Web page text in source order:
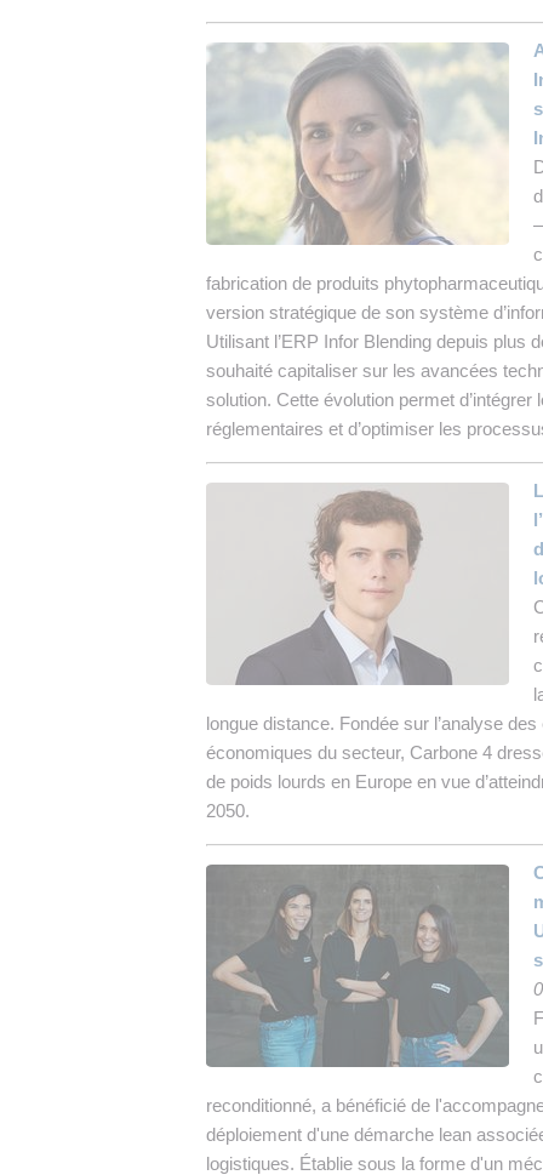
fabrication de produits
version stratégique de son système
Utilisant l’ERP Infor Blending depuis plus
souhaité capitaliser sur les avancées
solution. Cette évolution permet
réglementaires et d’optimiser les
longue distance. Fondée sur l’analyse
économiques du secteur, Carbone 4
de poids lourds en Europe en vue
2050.
reconditionné, a bénéficié de
déploiement d'une démarche lean
logistiques. Établie sous la forme d'un